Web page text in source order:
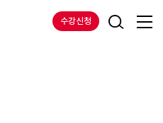
수강신청